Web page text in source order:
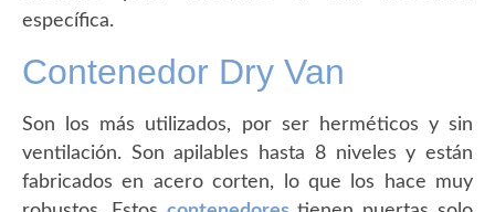
específica.
Contenedor Dry Van
Son los más utilizados, por ser herméticos y sin
ventilación. Son apilables hasta 8 niveles y están
fabricados en acero corten, lo que los hace muy